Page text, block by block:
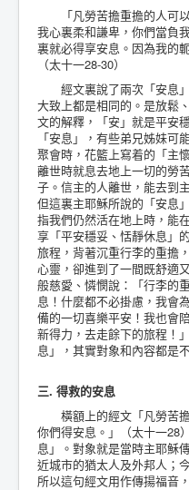
「凡勞苦擔重擔的人可以
我心裏柔和謙卑，你們當負
裏就必得享安息。因為我的
（太十一28-30）
經文裏說了兩次「安息」
大致上都是相同的。是放鬆
文的解釋，「安」就是平安
「安息」，有些弟兄姊妹可
聚會時，花籃上寫着的「主
離世時就息去地上一切的勞
子。信主的人離世，能去到
但這裏主耶穌所說的「安息
指我們仍然活在地上時，能
享「平安穩妥、恬靜休息」
旅程，背著沉重行李的重擔
心靈，卻進到了一間既舒適
般慈愛、憐憫說：「行李的
息！什麼都不必掛慮，我會
備的一切喜樂平安！我也會
新得力，去走餘下的旅程！
息」，其實對象和內容都是
三. 得救的安息
橫額上的經文「凡勞苦擔
你們得安息。」（太十一28
息」。對象就是當時主耶穌
近城市的猶太人及外邦人；
所以這句經文用作傳揚福音